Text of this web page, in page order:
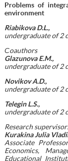
Problems of
environment
Riabikova D.L.,
undergraduate of 2
Сoauthors
Glazunova E.M.,
undergraduate of 2
Novikov A.D.,
undergraduate of 2
Telegin L.S.,
undergraduate of 2
Research
Kurakina Julia
Associate
Economics,
Educational